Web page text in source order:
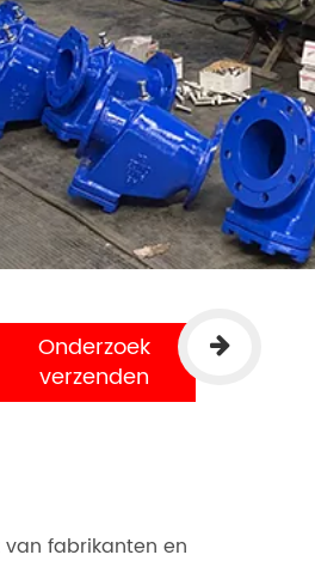
Onderzoek
verzenden
van fabrikanten en